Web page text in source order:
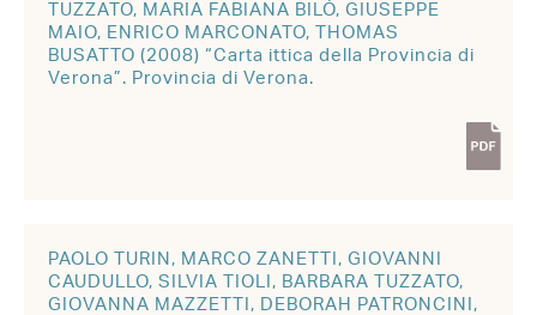
TUZZATO, MARIA FABIANA BILÒ, GIUSEPPE
MAIO, ENRICO MARCONATO, THOMAS
BUSATTO (2008) “Carta ittica della Provincia di
Verona”. Provincia di Verona.
PAOLO TURIN, MARCO ZANETTI, GIOVANNI
CAUDULLO, SILVIA TIOLI, BARBARA TUZZATO,
GIOVANNA MAZZETTI, DEBORAH PATRONCINI,